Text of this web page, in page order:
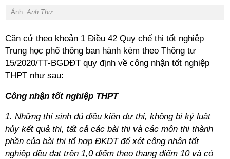
Ảnh: Anh Thư
Căn cứ theo khoản 1 Điều 42 Quy chế thi tốt nghiệp
Trung học phổ thông ban hành kèm theo Thông tư
15/2020/TT-BGDĐT quy định về công nhận tốt nghiệp
THPT như sau:
Công nhận tốt nghiệp THPT
1. Những thí sinh đủ điều kiện dự thi, không bị kỷ luật
hủy kết quả thi, tất cả các bài thi và các môn thi thành
phần của bài thi tổ hợp ĐKDT để xét công nhận tốt
nghiệp đều đạt trên 1,0 điểm theo thang điểm 10 và có